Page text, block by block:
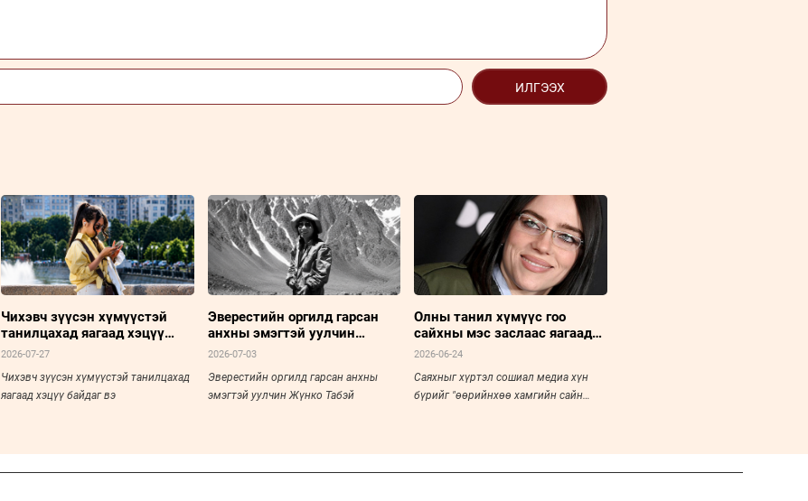
ИЛГЭЭХ
Чихэвч зүүсэн хүмүүстэй
танилцахад яагаад хэцүү
байдаг вэ
2026-07-27
Чихэвч зүүсэн хүмүүстэй танилцахад
яагаад хэцүү байдаг вэ
Эверестийн оргилд гарсан
анхны эмэгтэй уулчин
Жүнко Табэй
2026-07-03
Эверестийн оргилд гарсан анхны
эмэгтэй уулчин Жүнко Табэй
Олны танил хүмүүс гоо
сайхны мэс заслаас яагаад
татгалзах болов
2026-06-24
Саяхныг хүртэл сошиал медиа хүн
бүрийг "өөрийнхөө хамгийн сайн